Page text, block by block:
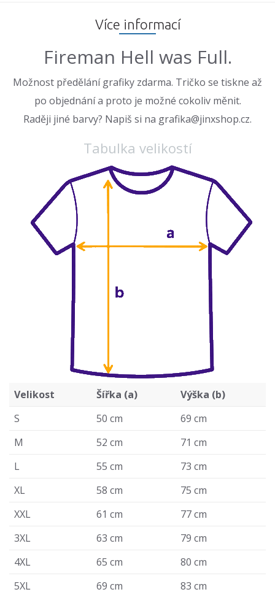
Více informací
Fireman Hell was Full.
Možnost předělání grafiky zdarma. Tričko se tiskne až
po objednání a proto je možné cokoliv měnit.
Raději jiné barvy? Napiš si na grafika@jinxshop.cz.
Tabulka velikostí
Velikost Šířka (a)
Výška (b)
S
50 cm
69 cm
M
52 cm
71 cm
L
55 cm
73 cm
XL
58 cm
75 cm
XXL
61 cm
77 cm
3XL
63 cm
79 cm
4XL
65 cm
80 cm
5XL
69 cm 83 cm